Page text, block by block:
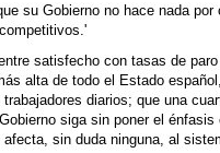
su Gobierno no hace nada
satisfecho con tasas de
alta de todo el Estado
diarios; que una
siga sin poner el
sin duda ninguna, al